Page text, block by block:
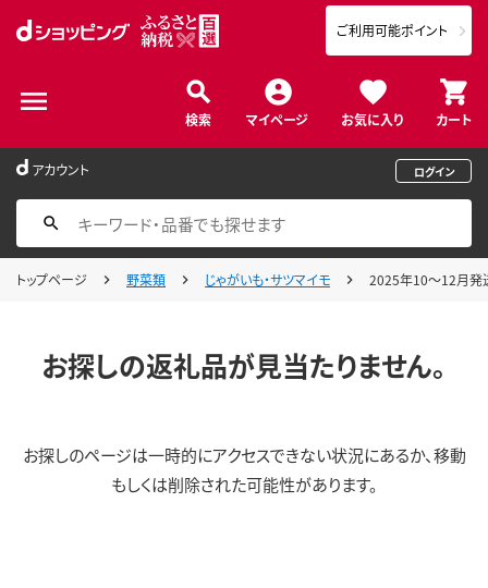
検索 マイページ お気に入り カート
ご利用可能ポイント
アカウント ログイン
トップページ 野菜類 じゃがいも・サツマイモ 2025年10～12月発送
お探しの返礼品が見当たりません。
お探しのページは一時的にアクセスできない状況にあるか、移動
もしくは削除された可能性があります。